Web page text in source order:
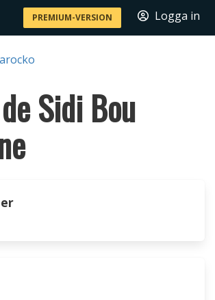
PREMIUM-VERSION Logga in
Sidi Bou